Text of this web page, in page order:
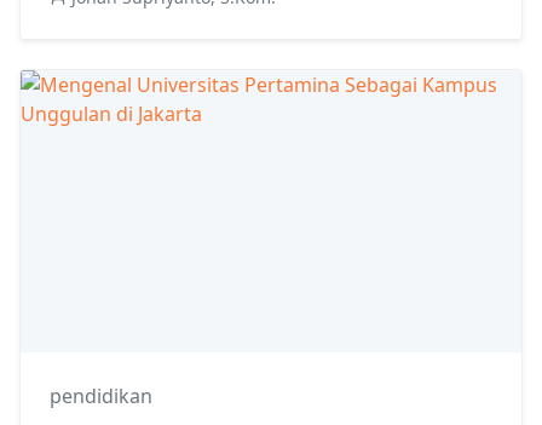
pendidikan